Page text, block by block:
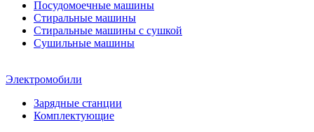
Посудомоечные машины
Стиральные машины
Стиральные машины c сушкой
Сушильные машины
Электромобили
Зарядные станции
Комплектующие